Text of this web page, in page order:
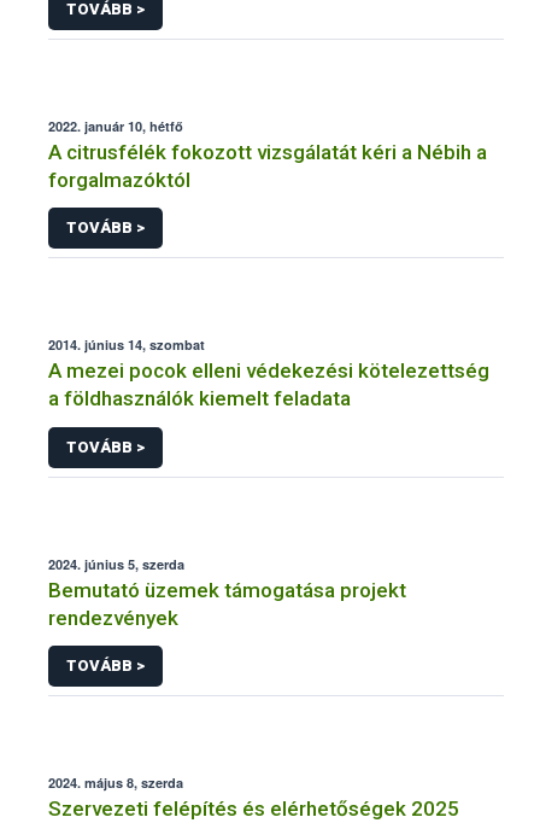
TOVÁBB >
2022. január 10, hétfő
A citrusfélék fokozott vizsgálatát kéri a Nébih a
forgalmazóktól
TOVÁBB >
2014. június 14, szombat
A mezei pocok elleni védekezési kötelezettség
a földhasználók kiemelt feladata
TOVÁBB >
2024. június 5, szerda
Bemutató üzemek támogatása projekt
rendezvények
TOVÁBB >
2024. május 8, szerda
Szervezeti felépítés és elérhetőségek 2025